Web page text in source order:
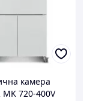
камера
MK 720-400V